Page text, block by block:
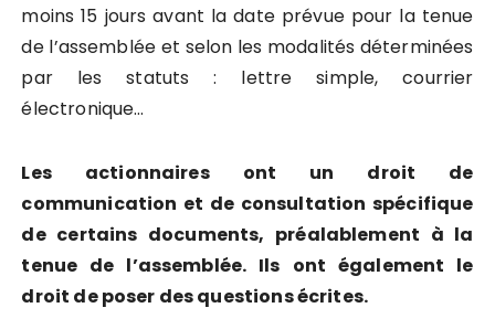
moins 15 jours avant la date prévue pour la tenue
de l’assemblée et selon les modalités déterminées
par les statuts : lettre simple, courrier
électronique…
Les actionnaires ont un droit de
communication et de consultation spécifique
de certains documents, préalablement à la
tenue de l’assemblée. Ils ont également le
droit de poser des questions écrites.